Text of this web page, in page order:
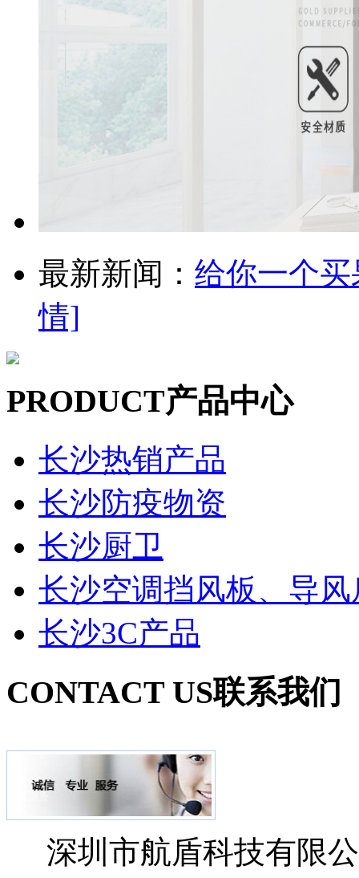
最新新闻： 给你一个
情]
PRODUCT产品中心
长沙热销产品
长沙防疫物资
长沙厨卫
长沙空调挡风板、导
长沙3C产品
CONTACT US联系我们
深圳市航盾科技有限